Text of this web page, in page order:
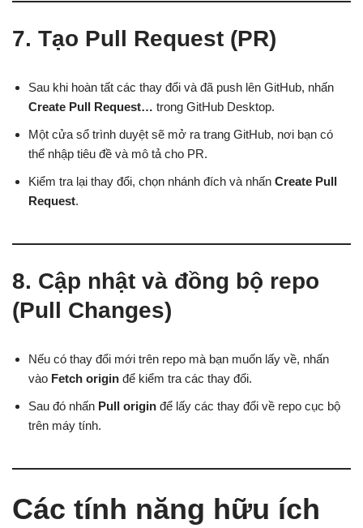
7. Tạo Pull Request (PR)
Sau khi hoàn tất các thay đổi và đã push lên GitHub, nhấn
Create Pull Request… trong GitHub Desktop.
Một cửa sổ trình duyệt sẽ mở ra trang GitHub, nơi bạn có
thể nhập tiêu đề và mô tả cho PR.
Kiểm tra lại thay đổi, chọn nhánh đích và nhấn Create Pull
Request.
8. Cập nhật và đồng bộ repo
(Pull Changes)
Nếu có thay đổi mới trên repo mà bạn muốn lấy về, nhấn
vào Fetch origin để kiểm tra các thay đổi.
Sau đó nhấn Pull origin để lấy các thay đổi về repo cục bộ
trên máy tính.
Các tính năng hữu ích